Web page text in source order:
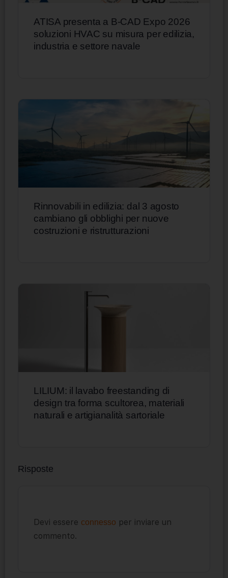
ATISA presenta a B-CAD Expo 2026
soluzioni HVAC su misura per edilizia,
industria e settore navale
Rinnovabili in edilizia: dal 3 agosto
cambiano gli obblighi per nuove
costruzioni e ristrutturazioni
LILIUM: il lavabo freestanding di
design tra forma scultorea, materiali
naturali e artigianalità sartoriale
Risposte
Devi essere connesso per inviare un
commento.